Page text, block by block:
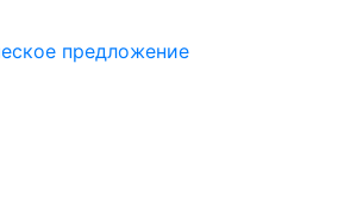
предложение